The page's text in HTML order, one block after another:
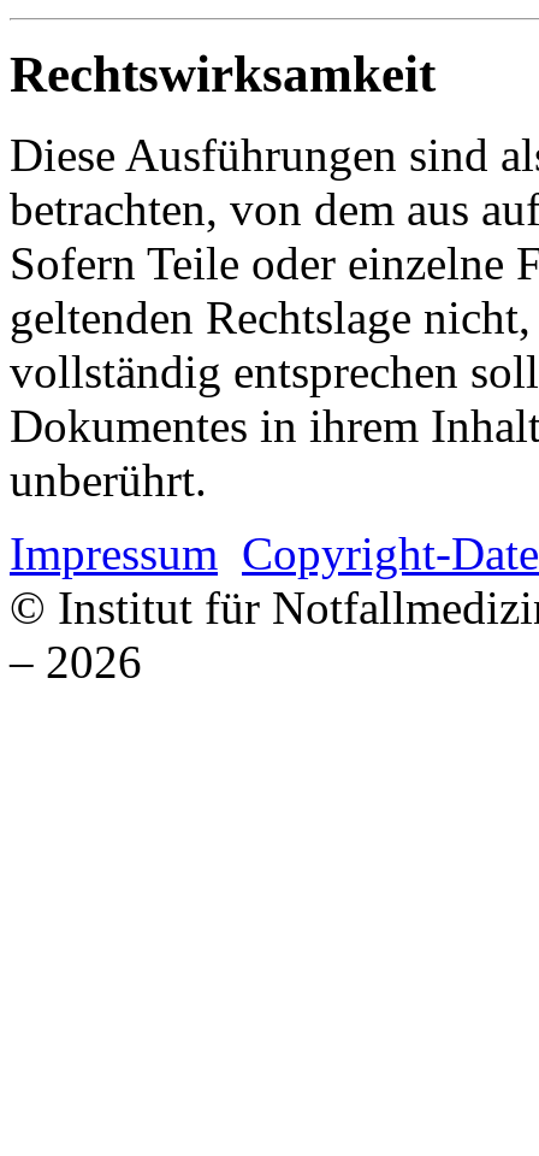
Rechtswirksamkeit
Diese Ausführungen sind
betrachten, von dem aus
Sofern Teile oder einzelne
geltenden Rechtslage
vollständig entsprechen
Dokumentes in ihrem
unberührt.
Impressum Copyright-
© Institut für
– 2026